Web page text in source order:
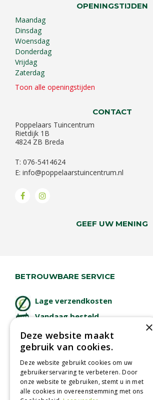
OPENINGSTIJDEN
Maandag
Dinsdag
Woensdag
Donderdag
Vrijdag
Zaterdag
Toon alle openingstijden
CONTACT
Poppelaars Tuincentrum
Rietdijk 1B
4824 ZB Breda
T: 076-5414624
E: info@poppelaarstuincentrum.nl
GEEF UW MENING
BETROUWBARE SERVICE
Lage verzendkosten
Vandaag besteld
Afhalen in tuincentrum
Betaal veilig
met iDeal - Wero
×
Deze website maakt
gebruik van cookies.
Deze website gebruikt cookies om uw
gebruikerservaring te verbeteren. Door
onze website te gebruiken, stemt u in met
alle cookies in overeenstemming met ons